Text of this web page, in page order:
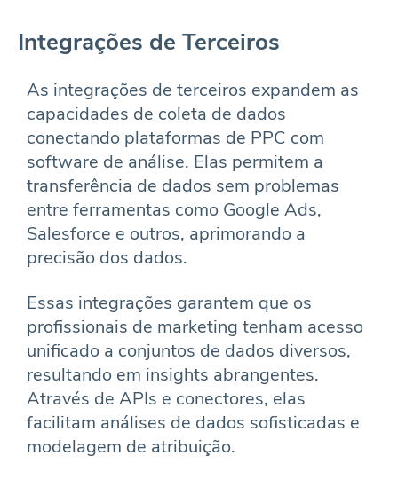
Integrações de Terceiros
As integrações de terceiros expandem as
capacidades de coleta de dados
conectando plataformas de PPC com
software de análise. Elas permitem a
transferência de dados sem problemas
entre ferramentas como Google Ads,
Salesforce e outros, aprimorando a
precisão dos dados.
Essas integrações garantem que os
profissionais de marketing tenham acesso
unificado a conjuntos de dados diversos,
resultando em insights abrangentes.
Através de APIs e conectores, elas
facilitam análises de dados sofisticadas e
modelagem de atribuição.